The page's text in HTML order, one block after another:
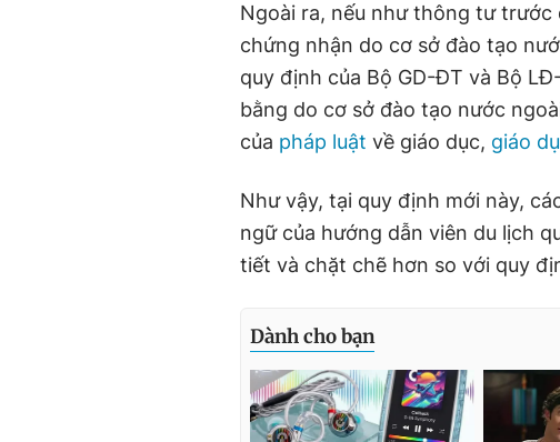
Ngoài ra, nếu như thông tư trước
chứng nhận do cơ sở đào tạo
quy định của Bộ GD-ĐT và Bộ
bằng do cơ sở đào tạo nước
của pháp luật về giáo dục, giáo
Như vậy, tại quy định mới này,
ngữ của hướng dẫn viên du lịch
tiết và chặt chẽ hơn so với quy